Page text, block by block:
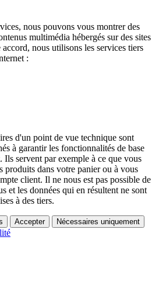
nous pouvons vous montrer des
multimédia hébergés sur des sites
nous utilisons les services tiers
:
d'un point de vue technique sont
à garantir les fonctionnalités de base
Ils servent par exemple à ce que vous
produits dans votre panier ou à vous
client. Il ne nous est pas possible de
et les données qui en résultent ne sont
à des tiers.
Accepter Nécessaires uniquement